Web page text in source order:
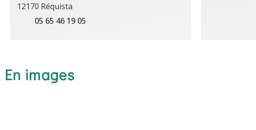
12170 Réquista
05 65 46 19 05
En images